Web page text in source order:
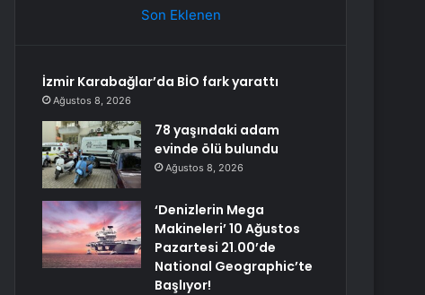
Son Eklenen
İzmir Karabağlar’da BİO fark yarattı
Ağustos 8, 2026
78 yaşındaki adam
evinde ölü bulundu
Ağustos 8, 2026
‘Denizlerin Mega
Makineleri’ 10 Ağustos
Pazartesi 21.00’de
National Geographic’te
Başlıyor!